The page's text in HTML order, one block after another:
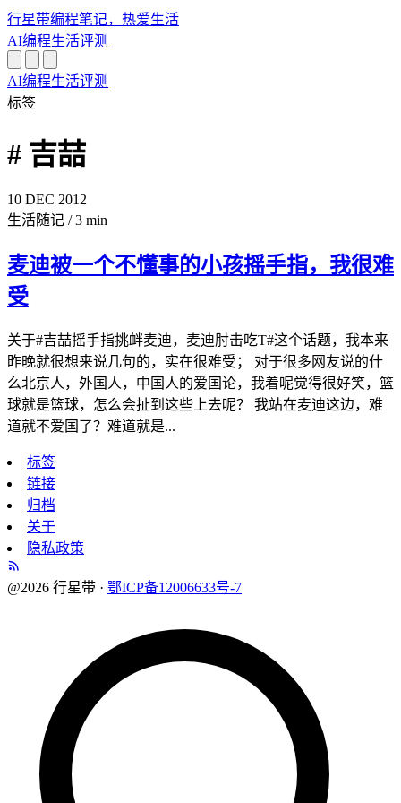
行星带编程笔记，热爱生活
AI编程生活评测
AI编程生活评测
标签
# 吉喆
10 DEC 2012
生活随记 / 3 min
麦迪被一个不懂事的小孩摇手指，我很难
受
关于#吉喆摇手指挑衅麦迪，麦迪肘击吃T#这个话题，我本来
昨晚就很想来说几句的，实在很难受； 对于很多网友说的什
么北京人，外国人，中国人的爱国论，我着呢觉得很好笑，篮
球就是篮球，怎么会扯到这些上去呢？ 我站在麦迪这边，难
道就不爱国了？难道就是...
标签
链接
归档
关于
隐私政策
@2026 行星带 · 鄂ICP备12006633号-7